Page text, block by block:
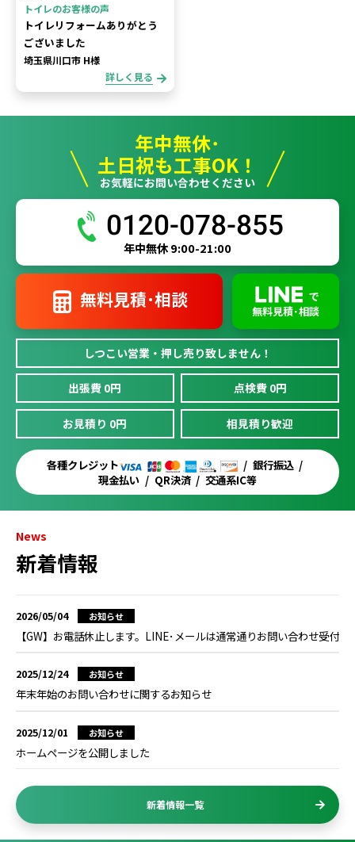
トイレのお客様の声
トイレリフォームありがとう
ございました
埼玉県川口市 H様
詳しく見る
年中無休･
土日祝も工事OK！
お気軽にお問い合わせください
0120-078-855
年中無休 9:00-21:00
無料見積･相談
で
無料見積･相談
しつこい営業・押し売り致しません！
出張費 0円 点検費 0円
お見積り 0円 相見積り歓迎
各種クレジット
銀行振込
現金払い
QR決済 交通系IC等
News
新着情報
2026/05/04 お知らせ
【GW】お電話休止します。LINE･メールは通常通りお問い合わせ受付
2025/12/24 お知らせ
年末年始のお問い合わせに関するお知らせ
2025/12/01 お知らせ
ホームページを公開しました
新着情報一覧